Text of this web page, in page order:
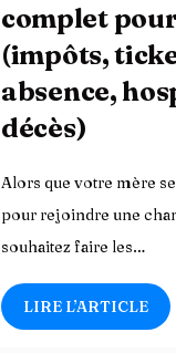
complet
(impôts,
absence,
décès)
Alors que votre mère
pour rejoindre une
souhaitez faire les…
LIRE L’ARTICLE